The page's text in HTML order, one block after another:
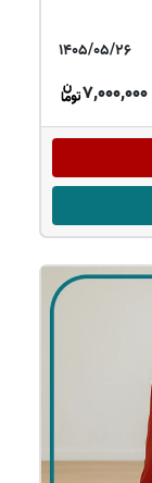
1405/05/26
7,000,000